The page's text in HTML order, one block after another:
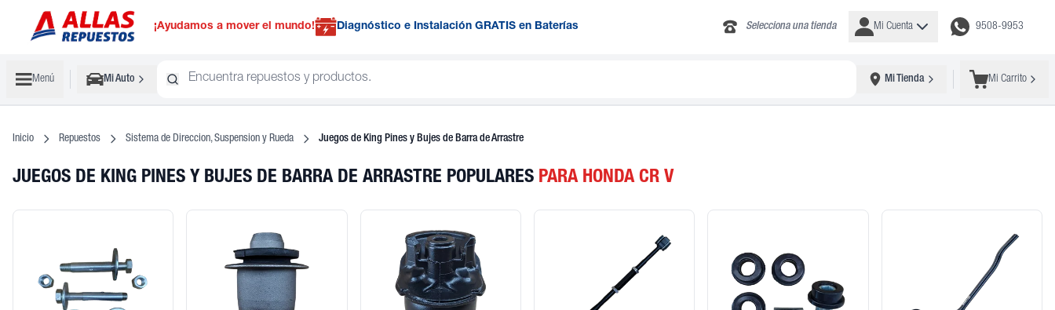
¡Ayudamos a mover el mundo! Diagnóstico e Instalación GRATIS en Baterías Selecciona una tienda Mi Cuenta 9508-9953
Menú Mi Auto Mi Tienda Mi Carrito
Inicio Repuestos Sistema de Direccion, Suspension y Rueda Juegos de King Pines y Bujes de Barra de Arrastre
JUEGOS DE KING PINES Y BUJES DE BARRA DE ARRASTRE POPULARES PARA HONDA CR V